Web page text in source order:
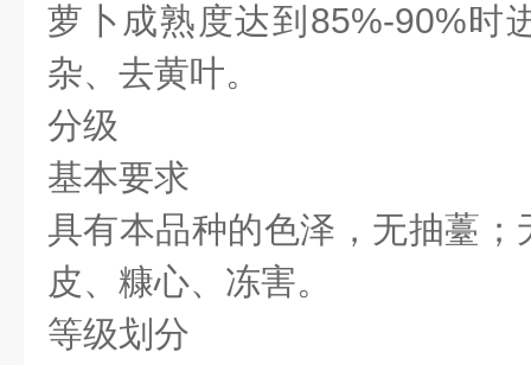
萝卜成熟度达到85%-90%时
杂、去黄叶。
分级
基本要求
具有本品种的色泽，无抽薹
皮、糠心、冻害。
等级划分